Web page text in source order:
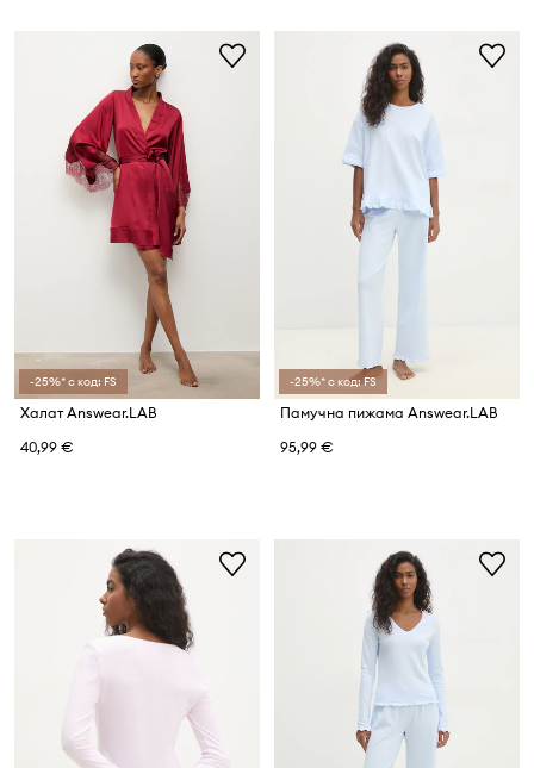
-25%* с код: FS
Халат Answear.LAB
40,99 €
-25%* с код: FS
Памучна пижама Answear.LAB
95,99 €